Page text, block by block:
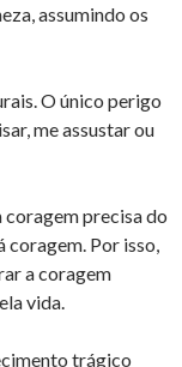
assumindo os
O único perigo
me assustar ou
coragem precisa do
coragem. Por isso,
a coragem
vida.
trágico